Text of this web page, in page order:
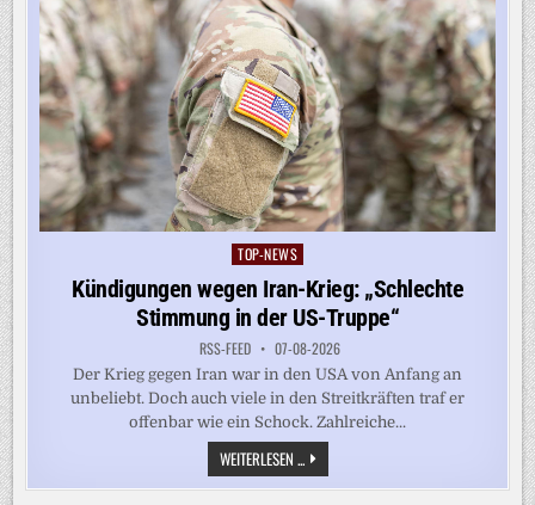
Posted
TOP-NEWS
Kündigungen wegen Iran-Krieg: „Schlechte
Stimmung in der US-Truppe“
RSS-FEED 07-08-2026
Der Krieg gegen Iran war in den USA von Anfang an
unbeliebt. Doch auch viele in den Streitkräften traf er
offenbar wie ein Schock. Zahlreiche...
WEITERLESEN ... KÜNDIGUNGEN
WEGEN
IRAN-